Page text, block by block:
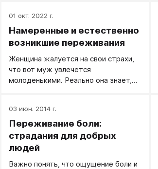
01 окт. 2022 г.
Намеренные и естественно
возникшие переживания
Женщина жалуется на свои страхи,
что вот муж увлечется
молоденькими. Реально она знает,
приятно, это веселее, чем молчать, и
она оказывается в центре внимания.
03 июн. 2014 г.
Переживание боли:
страдания для добрых
людей
Важно понять, что ощущение боли и